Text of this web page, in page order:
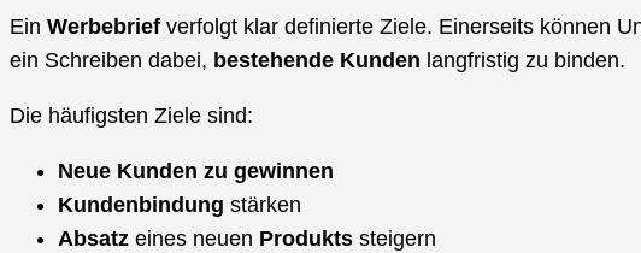
Ein Werbebrief verfolgt klar definierte Ziele. Einerseits können
ein Schreiben dabei, bestehende Kunden langfristig zu binden.
Die häufigsten Ziele sind:
Neue Kunden zu gewinnen
Kundenbindung stärken
Absatz eines neuen Produkts steigern